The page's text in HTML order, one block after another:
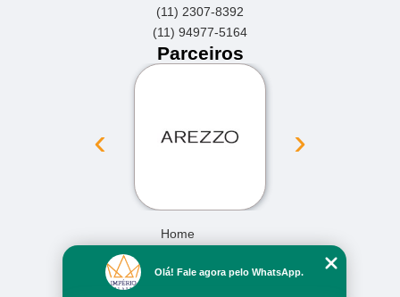
(11) 2307-8392
(11) 94977-5164
Parceiros
‹ ›
Home
Missão
Olá! Fale agora pelo WhatsApp.